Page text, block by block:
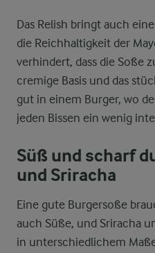
Das Relish bringt auch
die Reichhaltigkeit der
verhindert, dass die Soße
cremige Basis und das
gut in einem Burger, wo
jeden Bissen ein wenig
Süß und scharf
und Sriracha
Eine gute Burgersoße
auch Süße, und Sriracha
in unterschiedlichem